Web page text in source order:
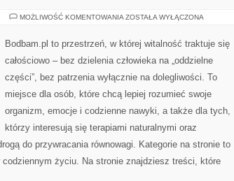
MOŻLIWOŚĆ KOMENTOWANIA EDUKACJA
DZIECI
ZOSTAŁA WYŁĄCZONA
Bodbam.pl to przestrzeń, w której witalność traktuje się
całościowo – bez dzielenia człowieka na „oddzielne
części”, bez patrzenia wyłącznie na dolegliwości. To
miejsce dla osób, które chcą lepiej rozumieć swoje
organizm, emocje i codzienne nawyki, a także dla tych,
którzy interesują się terapiami naturalnymi oraz
do przywracania równowagi. Kategorie na stronie to
życiu. Na stronie znajdziesz treści, które